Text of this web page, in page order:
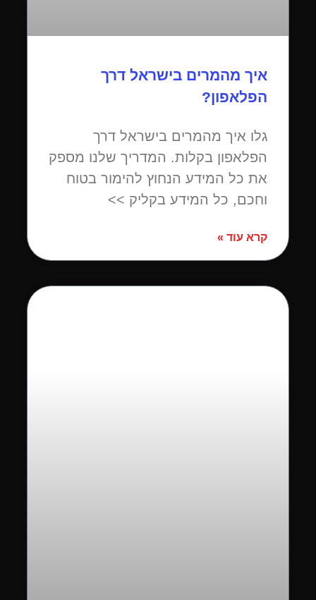
איך מהמרים בישראל דרך
הפלאפון?
גלו איך מהמרים בישראל דרך
הפלאפון בקלות. המדריך שלנו מספק
את כל המידע הנחוץ להימור בטוח
וחכם, כל המידע בקליק >>
קרא עוד »